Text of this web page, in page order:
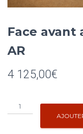
Face
AR
4 125,00€
quantité
de